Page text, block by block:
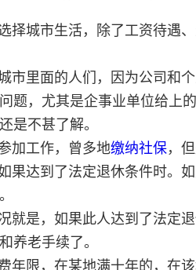
择城市生活，除了工资待遇
市里面的人们，因为公司和
题，尤其是企事业单位给上
是不甚了解。
加工作，曾多地缴纳社保，
果达到了法定退休条件时。
就是，如果此人达到了法定
养老手续了。
年限，在某地满十年的，在